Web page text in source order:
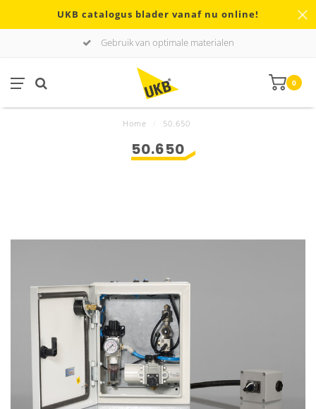
UKB catalogus blader vanaf nu online!
Gebruik van optimale materialen
0
Home 50.650
50.650